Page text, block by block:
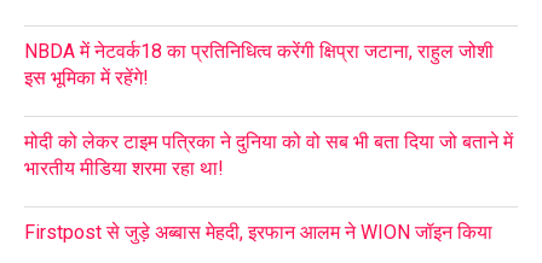
NBDA में नेटवर्क18 का प्रतिनिधित्व करेंगी क्षिप्रा जटाना, राहुल जोशी
इस भूमिका में रहेंगे!
मोदी को लेकर टाइम पत्रिका ने दुनिया को वो सब भी बता दिया जो बताने में
भारतीय मीडिया शरमा रहा था!
Firstpost से जुड़े अब्बास मेहदी, इरफान आलम ने WION जॉइन किया